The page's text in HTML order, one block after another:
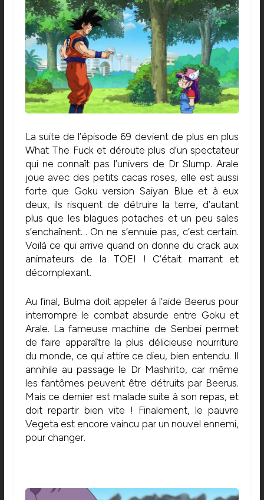
La suite de l’épisode 69 devient de plus en plus
What The Fuck et déroute plus d’un spectateur
qui ne connaît pas l’univers de Dr Slump. Arale
joue avec des petits cacas roses, elle est aussi
forte que Goku version Saiyan Blue et à eux
deux, ils risquent de détruire la terre, d’autant
plus que les blagues potaches et un peu sales
s’enchaînent… On ne s’ennuie pas, c’est certain.
Voilà ce qui arrive quand on donne du crack aux
animateurs de la TOEI ! C’était marrant et
décomplexant.
Au final, Bulma doit appeler à l’aide Beerus pour
interrompre le combat absurde entre Goku et
Arale. La fameuse machine de Senbei permet
de faire apparaître la plus délicieuse nourriture
du monde, ce qui attire ce dieu, bien entendu. Il
annihile au passage le Dr Mashirito, car même
les fantômes peuvent être détruits par Beerus.
Mais ce dernier est malade suite à son repas, et
doit repartir bien vite ! Finalement, le pauvre
Vegeta est encore vaincu par un nouvel ennemi,
pour changer.